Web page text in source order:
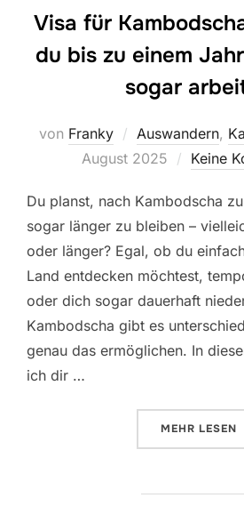
Visa für
du bis zu einem
sogar
von Franky Auswandern,
August 2025
Keine
Du planst, nach Kambodscha
sogar länger zu bleiben –
oder länger? Egal, ob du
Land entdecken möchtest,
oder dich sogar dauerhaft
Kambodscha gibt es
genau das ermöglichen. In
ich dir …
MEHR ÜBER
LESEN